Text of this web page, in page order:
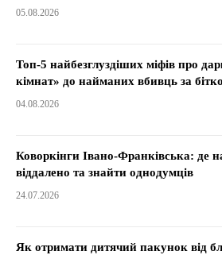
05.08.2026
Топ-5 найбезглуздіших міфів про
кімнат» до найманих вбивць за
04.08.2026
Коворкінги Івано-Франківська: де
віддалено та знайти однодумців
24.07.2026
Як отримати дитячий пакунок від